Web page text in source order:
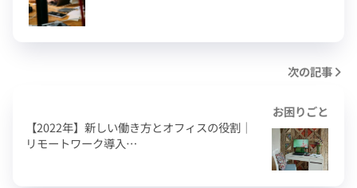
次の記事
【2022年】新しい働き方とオフィスの役割｜
リモートワーク導入…
お困りごと